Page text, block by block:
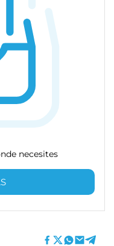
necesites